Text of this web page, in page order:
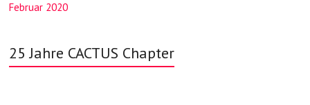
Februar 2020
25 Jahre CACTUS Chapter